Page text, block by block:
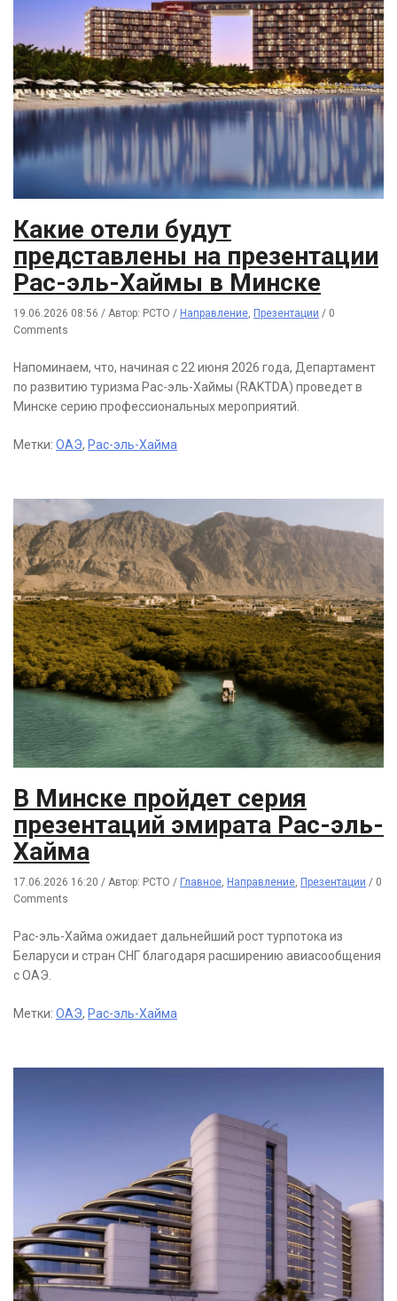
Какие отели будут
представлены на презентации
Рас-эль-Хаймы в Минске
19.06.2026 08:56 / Автор: РСТО / Направление, Презентации / 0
Comments
Напоминаем, что, начиная с 22 июня 2026 года, Департамент
по развитию туризма Рас-эль-Хаймы (RAKTDA) проведет в
Минске серию профессиональных мероприятий.
Метки: ОАЭ, Рас-эль-Хайма
В Минске пройдет серия
презентаций эмирата Рас-эль-
Хайма
17.06.2026 16:20 / Автор: РСТО / Главное, Направление, Презентации / 0
Comments
Рас-эль-Хайма ожидает дальнейший рост турпотока из
Беларуси и стран СНГ благодаря расширению авиасообщения
с ОАЭ.
Метки: ОАЭ, Рас-эль-Хайма